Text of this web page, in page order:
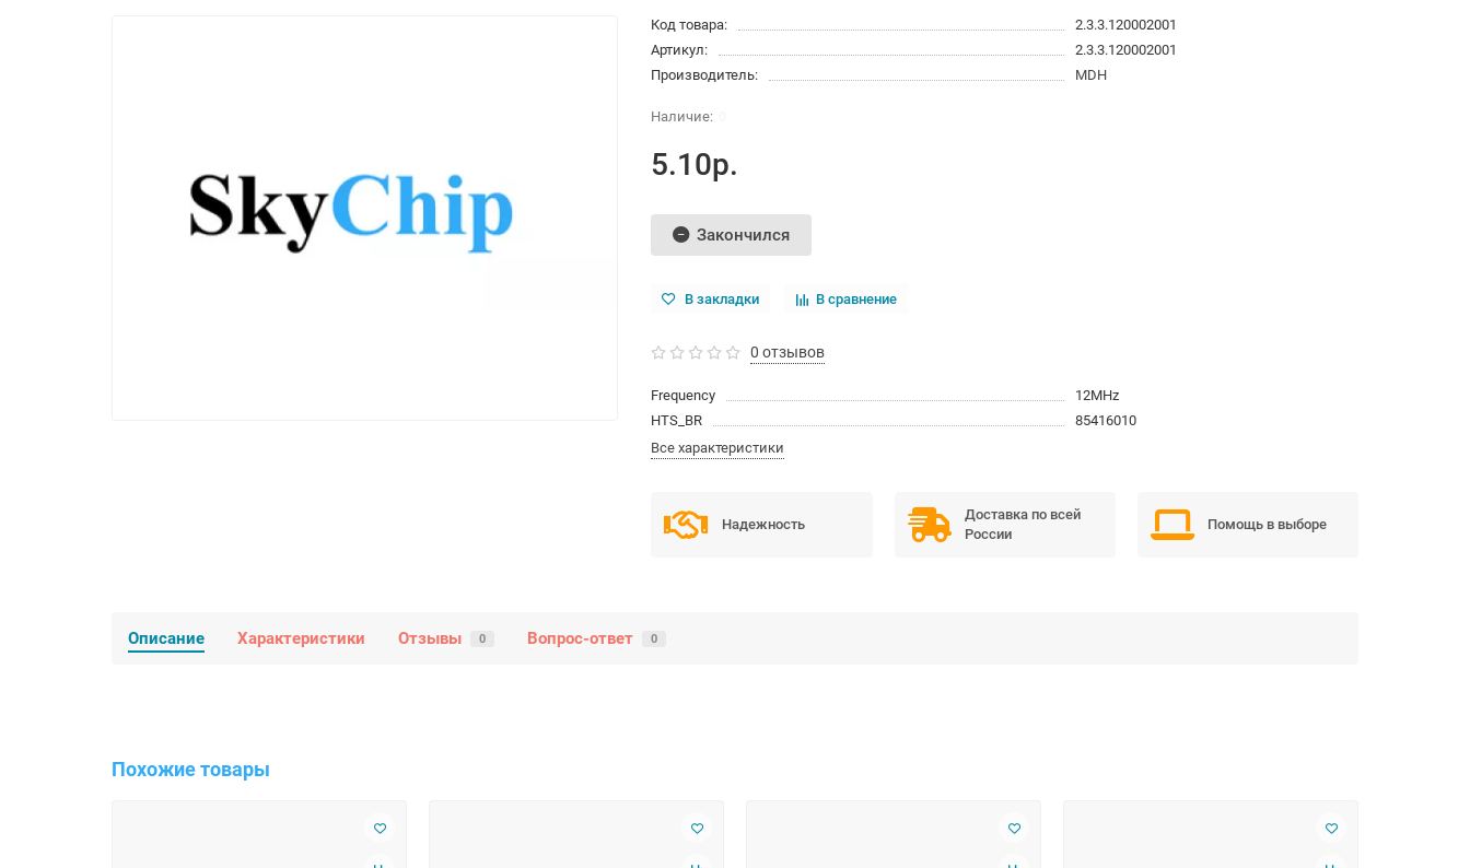
Код товара:
2.3.3.120002001
Артикул:
2.3.3.120002001
Производитель:
MDH
5.10р.
Закончился
В закладки В сравнение
0 отзывов
Frequency
12MHz
HTS_BR
85416010
Все характеристики
Надежность
Доставка по всей
России
Помощь в выборе
Описание Характеристики Отзывы 0 Вопрос-ответ 0
Похожие товары